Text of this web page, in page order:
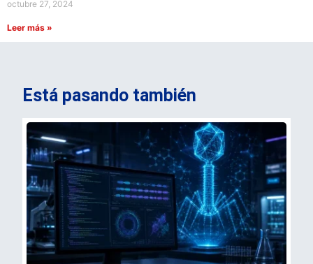
octubre 27, 2024
Leer más »
Está pasando también